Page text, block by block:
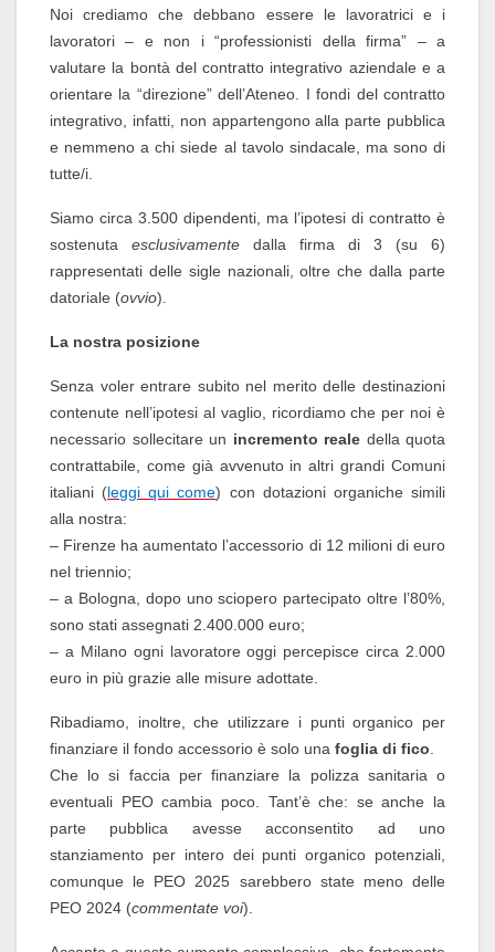
Noi crediamo che debbano essere le lavoratrici e i
lavoratori – e non i “professionisti della firma” – a
valutare la bontà del contratto integrativo aziendale e a
orientare la “direzione” dell’Ateneo. I fondi del contratto
integrativo, infatti, non appartengono alla parte pubblica
e nemmeno a chi siede al tavolo sindacale, ma sono di
tutte/i.
Siamo circa 3.500 dipendenti, ma l’ipotesi di contratto è
sostenuta esclusivamente dalla firma di 3 (su 6)
rappresentati delle sigle nazionali, oltre che dalla parte
datoriale (ovvio).
La nostra posizione
Senza voler entrare subito nel merito delle destinazioni
contenute nell’ipotesi al vaglio, ricordiamo che per noi è
necessario sollecitare un incremento reale della quota
contrattabile, come già avvenuto in altri grandi Comuni
italiani (leggi qui come) con dotazioni organiche simili
alla nostra:
– Firenze ha aumentato l’accessorio di 12 milioni di euro
nel triennio;
– a Bologna, dopo uno sciopero partecipato oltre l’80%,
sono stati assegnati 2.400.000 euro;
– a Milano ogni lavoratore oggi percepisce circa 2.000
euro in più grazie alle misure adottate.
Ribadiamo, inoltre, che utilizzare i punti organico per
finanziare il fondo accessorio è solo una foglia di fico
Che lo si faccia per finanziare la polizza sanitaria o
eventuali PEO cambia poco. Tant’è che: se anche la
parte pubblica avesse acconsentito ad uno
stanziamento per intero dei punti organico potenziali,
comunque le PEO 2025 sarebbero state meno delle
PEO 2024 (commentate voi).